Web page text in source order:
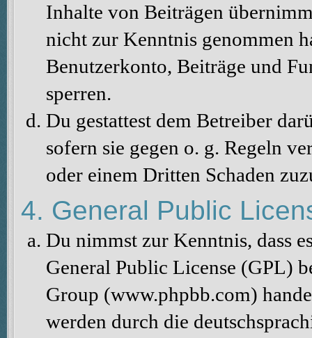
Inhalte von Beiträgen
nicht zur Kenntnis genommen
Benutzerkonto, Beiträge und
sperren.
Du gestattest dem Betreiber
sofern sie gegen o. g. Regeln
oder einem Dritten Schaden
4. General Public
Du nimmst zur Kenntnis, dass
General Public License (GPL)
Group (www.phpbb.com)
werden durch die